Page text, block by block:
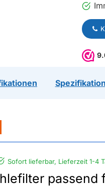
Sofort lieferbar, Lieferzeit 1-4
passend